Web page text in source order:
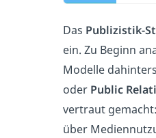
Das Publizistik-
ein. Zu Beginn
Modelle
oder Public
vertraut
über